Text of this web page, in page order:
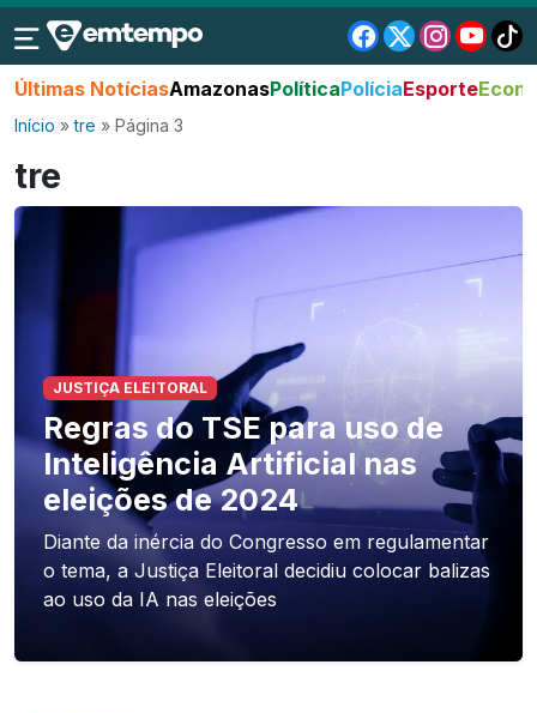
Últimas NotíciasAmazonasPolíticaPolíciaEsporte
Início »tre » Página 3
tre
JUSTIÇA ELEITORAL
Regras do TSE para uso de
Inteligência Artificial nas
eleições de 2024
Diante da inércia do Congresso em regulamentar
o tema, a Justiça Eleitoral decidiu colocar balizas
ao uso da IA nas eleições